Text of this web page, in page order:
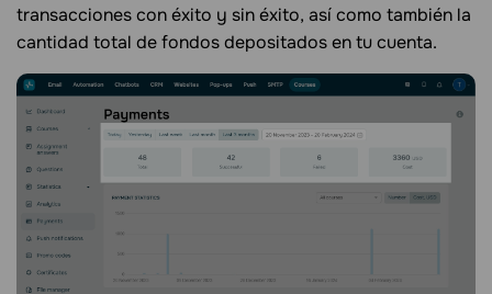
transacciones con éxito y sin éxito, así como también la
cantidad total de fondos depositados en tu cuenta.